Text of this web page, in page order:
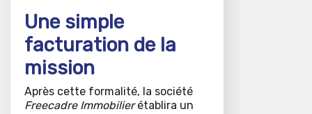
Une simple
facturation de la
mission
Après cette formalité, la société
Freecadre Immobilierétablira un